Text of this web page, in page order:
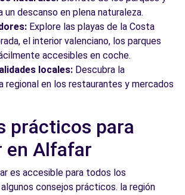
un descanso en plena naturaleza.
Explore las playas de la Costa
el interior valenciano, los parques
accesibles en coche.
locales: Descubra la
regional en los restaurantes y mercados
prácticos para
en Alfafar
es accesible para todos los
consejos prácticos. la región